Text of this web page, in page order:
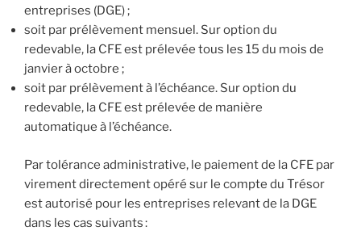
entreprises (DGE) ;
soit par prélèvement mensuel. Sur option du
redevable, la CFE est prélevée tous les 15 du mois de
janvier à octobre ;
soit par prélèvement à l’échéance. Sur option du
redevable, la CFE est prélevée de manière
automatique à l’échéance.
Par tolérance administrative, le paiement de la CFE par
virement directement opéré sur le compte du Trésor
est autorisé pour les entreprises relevant de la DGE
dans les cas suivants :